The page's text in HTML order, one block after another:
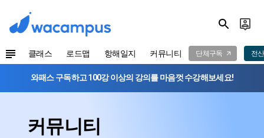
클래스 로드맵 항해일지 커뮤니티 단체구독 전
와패스 구독하고 100강 이상의 강의를 마음껏 수강해보세요!
커뮤니티